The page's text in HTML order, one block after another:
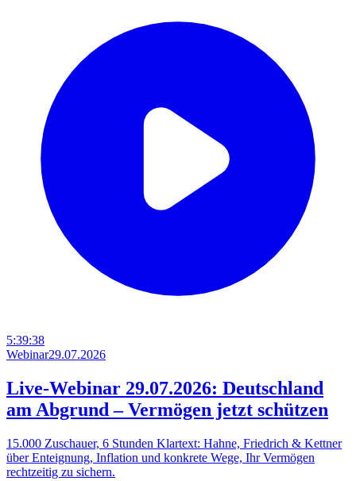
5:39:38
Webinar29.07.2026
Live-Webinar 29.07.2026: Deutschland
am Abgrund – Vermögen jetzt schützen
15.000 Zuschauer, 6 Stunden Klartext: Hahne, Friedrich & Kettner
über Enteignung, Inflation und konkrete Wege, Ihr Vermögen
rechtzeitig zu sichern.